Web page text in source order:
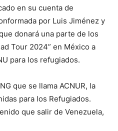
en su cuenta de
por Luis Jiménez y
donará una parte de los
Tour 2024” en México a
para los refugiados.
que se llama ACNUR, la
para los Refugiados.
que salir de Venezuela,